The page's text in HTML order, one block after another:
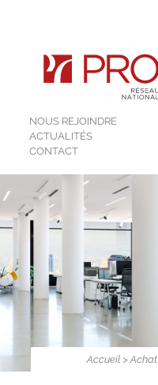
NOUS REJOINDRE
ACTUALITÉS
CONTACT
Accueil >Achat